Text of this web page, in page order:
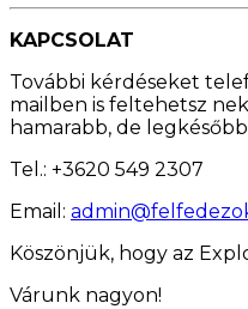
KAPCSOLAT
További kérdéseket
mailben is feltehetsz
hamarabb, de
Tel.: +3620 549 2307
Email:
Köszönjük, hogy az
Várunk nagyon!